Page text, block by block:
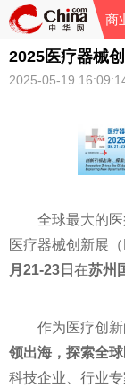
商
2025医疗器械
2025-05-19
全球最大的
医疗器械创新展
月21-23日 在苏州
作为医疗创
领出海，探索全
科技企业、行业